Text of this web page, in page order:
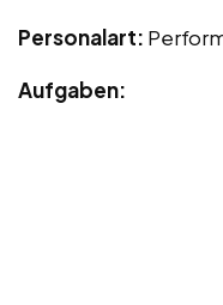
Personalart:
Aufgaben: